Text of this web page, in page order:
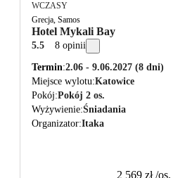
WCZASY
Grecja, Samos
Hotel Mykali Bay
5.5 8 opinii
Termin 2.06 - 9.06.2027 (8 dni)
Miejsce wylotu Katowice
Pokój Pokój 2 os.
Wyżywienie Śniadania
Organizator Itaka
2 569 zł/os.